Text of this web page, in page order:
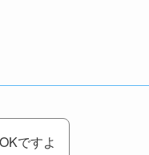
ですよ